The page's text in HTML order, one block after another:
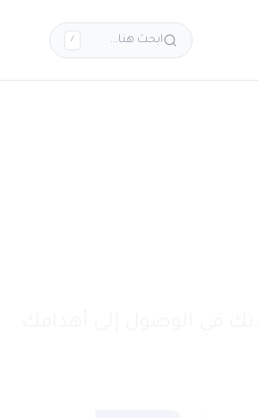
ابحث هنا... /